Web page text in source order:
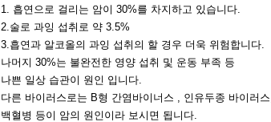
1. 흡연으로 걸리는 암이 30%를 차지하고 있습니다.
2.술로 과잉 섭취로 약 3.5%
3.흡연과 알코올의 과잉 섭취의 할 경우 더욱 위험합니다.
나머지 30%는 불완전한 영양 섭취 및 운동 부족 등
나쁜 일상 습관이 원인 입니다.
다른 바이러스로는 B형 간염바이너스 , 인유두종 바이러
백혈병 등이 암의 원인이라 보시면 됩니다.